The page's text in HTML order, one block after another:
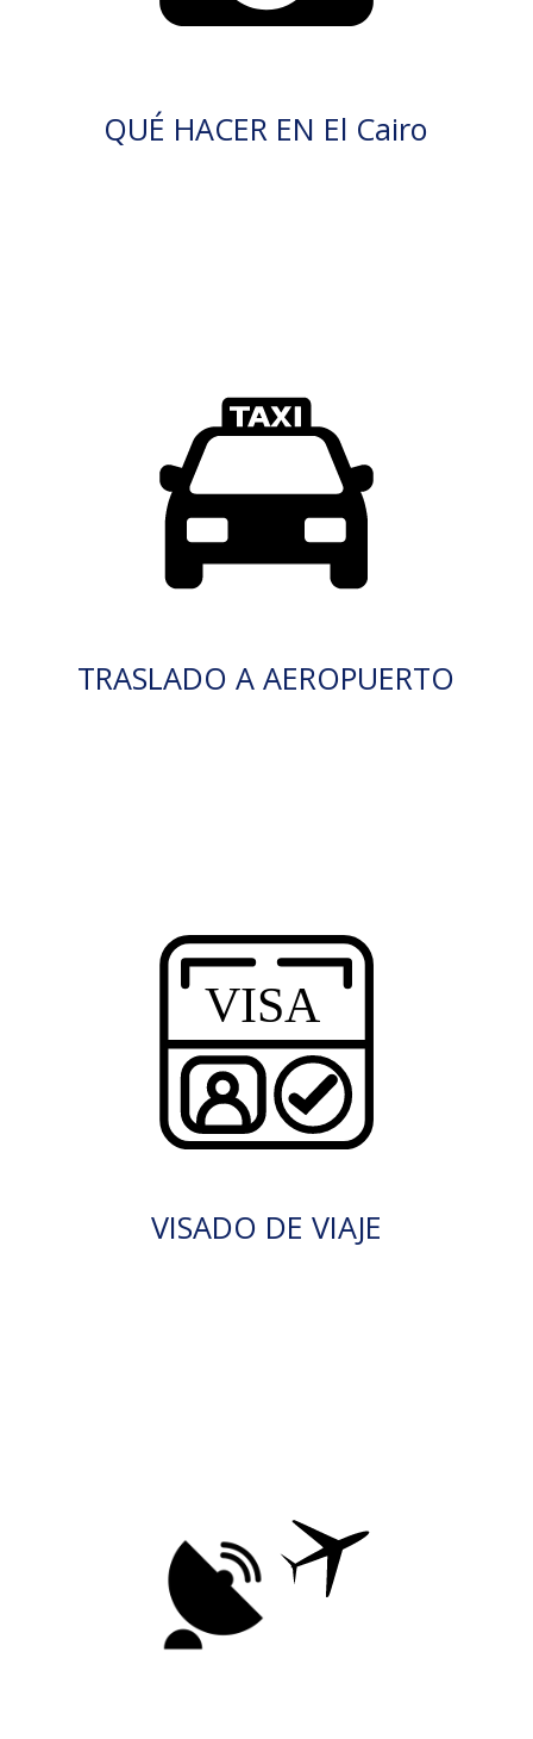
QUÉ HACER EN El Cairo
TRASLADO A AEROPUERTO
VISADO DE VIAJE